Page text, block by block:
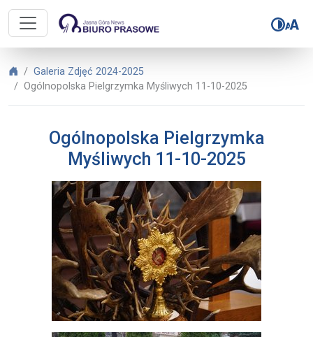
Biuro Prasowe Jasnej Góry –
Biuro Prasowe Jasnej Góry
Galeria Zdjęć 2024-2025
Ogólnopolska Pielgrzymka Myśliwych 11-10-2025
Ogólnopolska Pielgrzymka
Myśliwych 11-10-2025